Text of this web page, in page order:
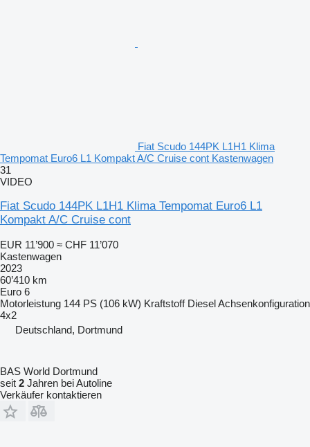
Fiat Scudo 144PK L1H1 Klima
Tempomat Euro6 L1 Kompakt A/C Cruise cont Kastenwagen
31
VIDEO
Fiat Scudo 144PK L1H1 Klima Tempomat Euro6 L1
Kompakt A/C Cruise cont
EUR 11’900 ≈ CHF 11’070
Kastenwagen
2023
60’410 km
Euro 6
Motorleistung 144 PS (106 kW) Kraftstoff DieselAchsenkonfiguration
4x2
Deutschland, Dortmund
BAS World Dortmund
seit 2 Jahren bei Autoline
Verkäufer kontaktieren